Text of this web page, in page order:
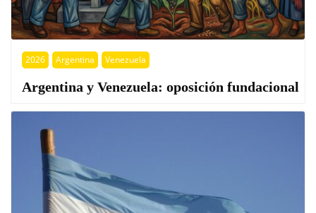
2026 Argentina Venezuela
Argentina y Venezuela: oposición fundacional